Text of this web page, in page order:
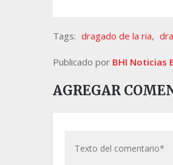
Tags: dragado de la ria,
Publicado por BHI Noticias
AGREGAR